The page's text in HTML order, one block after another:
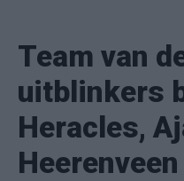
Team van
uitblinkers
Heracles,
Heerenveen